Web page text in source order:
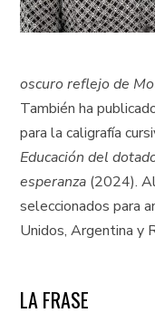
oscuro reflejo de
También ha
para la caligrafía
Educación del
esperanza (2024).
seleccionados para
Unidos, Argentina y
LA FRASE